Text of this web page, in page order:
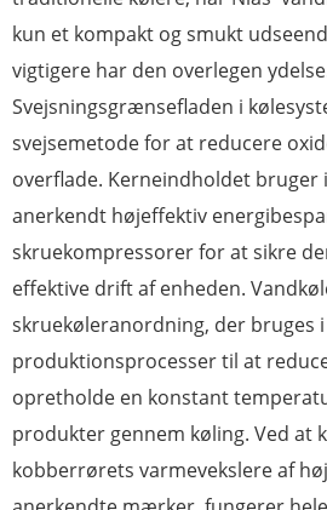
kun et kompakt og smukt
vigtigere har den overlegen
Svejsningsgrænsefladen i
svejsemetode for at reducere
overflade. Kerneindholdet
anerkendt højeffektiv
skruekompressorer for at sikre
effektive drift af enheden.
skruekøleranordning, der bruges
produktionsprocesser til at
opretholde en konstant
produkter gennem køling. Ved at
kobberrørets varmevekslere af